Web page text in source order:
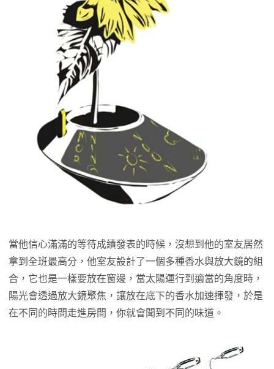
當他信心滿滿的等待成績發表的時候，沒想到他的室友居然
拿到全班最高分，他室友設計了一個多種香水與放大鏡的組
合，它也是一樣要放在窗邊，當太陽運行到適當的角度時，
陽光會透過放大鏡聚焦，讓放在底下的香水加速揮發，於是
在不同的時間走進房間，你就會聞到不同的味道。